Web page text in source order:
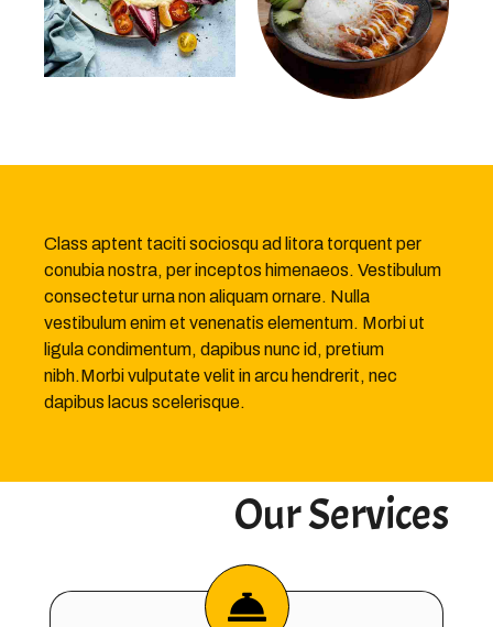
Class aptent taciti sociosqu ad litora torquent per
conubia nostra, per inceptos himenaeos. Vestibulum
consectetur urna non aliquam ornare. Nulla
vestibulum enim et venenatis elementum. Morbi ut
ligula condimentum, dapibus nunc id, pretium
nibh.Morbi vulputate velit in arcu hendrerit, nec
dapibus lacus scelerisque.
Our Services